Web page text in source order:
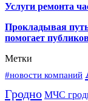
Услуги ремонта
Прокладывая
помогает
Метки
#новости компаний
Гродно МЧС